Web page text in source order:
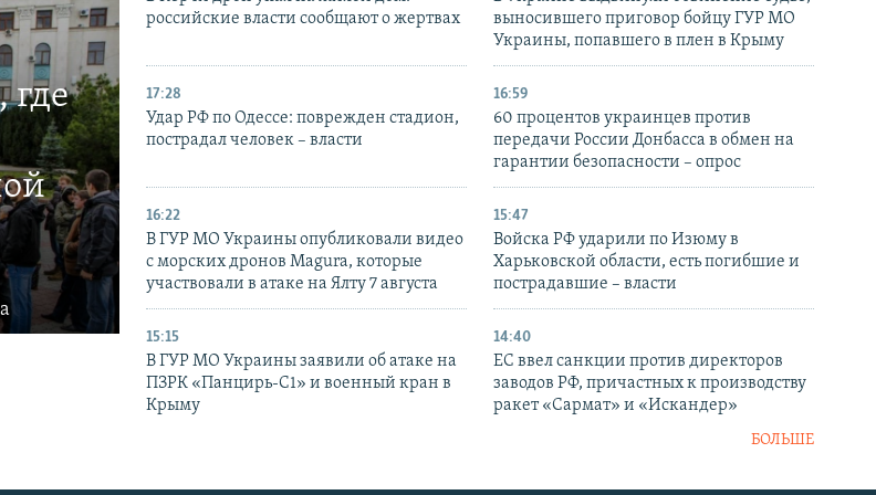
российские власти сообщают о жертвах
выносившего приговор бойцу ГУР МО
Украины, попавшего в плен в Крыму
17:28
Удар РФ по Одессе: поврежден стадион,
пострадал человек – власти
16:59
60 процентов украинцев против
передачи России Донбасса в обмен на
гарантии безопасности – опрос
16:22
В ГУР МО Украины опубликовали видео
с морских дронов Magura, которые
участвовали в атаке на Ялту 7 августа
15:47
Войска РФ ударили по Изюму в
Харьковской области, есть погибшие и
пострадавшие – власти
15:15
В ГУР МО Украины заявили об атаке на
ПЗРК «Панцирь-С1» и военный кран в
Крыму
14:40
ЕС ввел санкции против директоров
заводов РФ, причастных к производству
ракет «Сармат» и «Искандер»
БОЛЬШЕ